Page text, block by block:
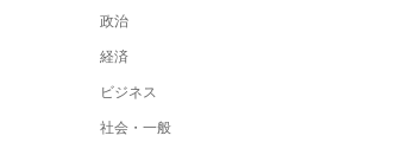
政治
経済
ビジネス
社会・一般